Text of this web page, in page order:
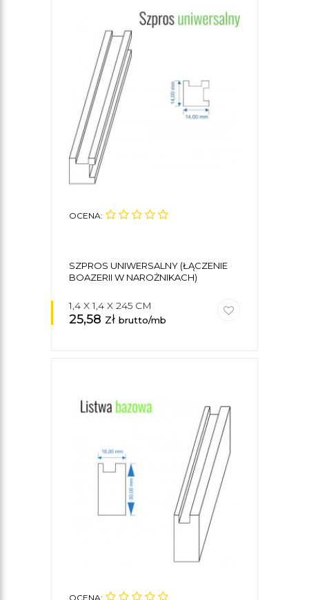
OCENA:
SZPROS UNIWERSALNY (ŁĄCZENIE
BOAZERII W NAROŻNIKACH)
1,4 X 1,4 X 245 CM
25,58 zł brutto/mb
OCENA: